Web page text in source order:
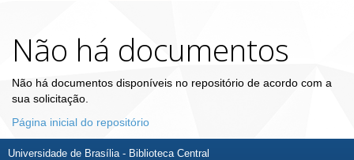
Não há documentos
Não há documentos disponíveis no repositório de acordo com a
sua solicitação.
Página inicial do repositório
Universidade de Brasília - Biblioteca Central